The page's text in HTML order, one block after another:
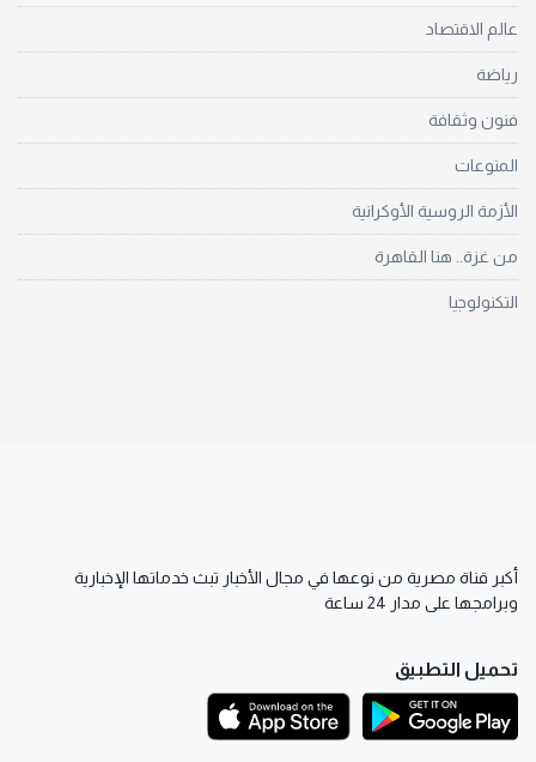
عالم الاقتصاد
رياضة
فنون وثقافة
المنوعات
الأزمة الروسية الأوكرانية
من غزة.. هنا القاهرة
التكنولوجيا
أكبر قناة مصرية من نوعها في مجال الأخبار تبث خدماتها الإخبارية
وبرامجها على مدار 24 ساعة
تحميل التطبيق